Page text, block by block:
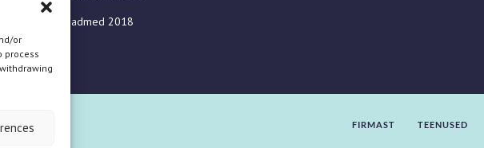
or
process
Uued seadmed 2018
FIRMAST TEENUSED